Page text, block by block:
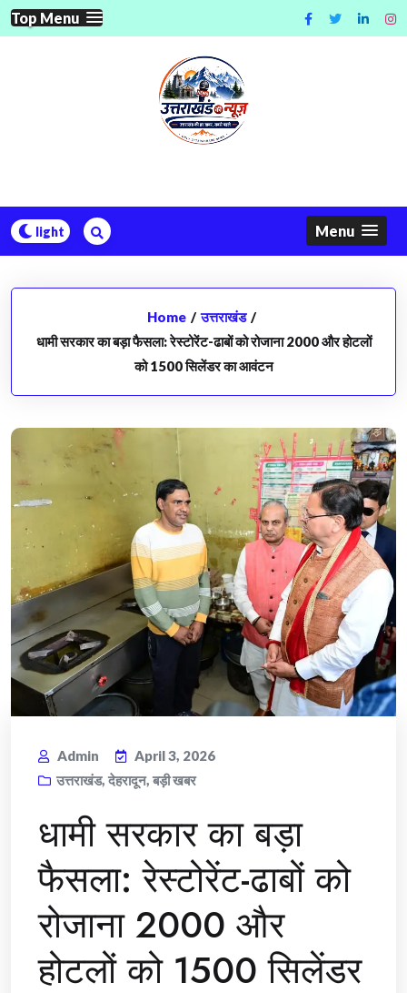
Skip
to
Top Menu
Menu
Home / उत्तराखंड /
धामी सरकार का बड़ा फैसला: रेस्टोरेंट-ढाबों को रोजाना 2000 और होटलों
को 1500 सिलेंडर का आवंटन
Admin
April 3, 2026
उत्तराखंड, देहरादून, बड़ी खबर
धामी सरकार का बड़ा
फैसला: रेस्टोरेंट-ढाबों को
रोजाना 2000 और
होटलों को 1500 सिलेंडर